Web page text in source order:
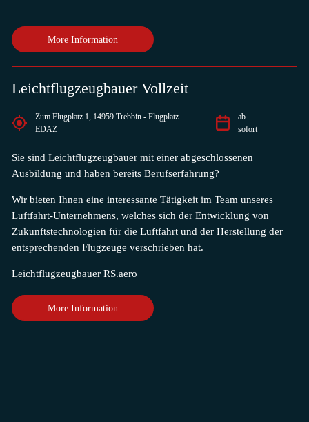
More Information
Leichtflugzeugbauer Vollzeit
Zum Flugplatz 1, 14959 Trebbin - Flugplatz
EDAZ
ab
sofort
Sie sind Leichtflugzeugbauer mit einer abgeschlossenen
Ausbildung und haben bereits Berufserfahrung?
Wir bieten Ihnen eine interessante Tätigkeit im Team unseres
Luftfahrt-Unternehmens, welches sich der Entwicklung von
Zukunftstechnologien für die Luftfahrt und der Herstellung der
entsprechenden Flugzeuge verschrieben hat.
Leichtflugzeugbauer RS.aero
More Information